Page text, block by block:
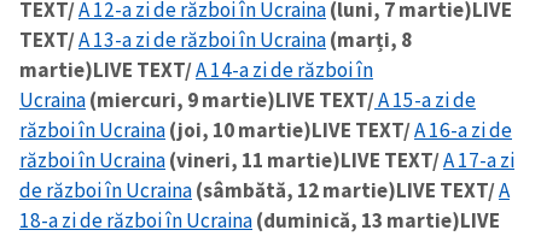
TEXT/A 12-a zi de război în Ucraina(luni, 7 martie)LIVE
TEXT/A 13-a zi de război în Ucraina(marți, 8
martie)LIVE TEXT/A 14-a zi de război în
Ucraina(miercuri, 9 martie)LIVE TEXT/A 15-a zi de
război în Ucraina(joi, 10 martie)LIVE TEXT/A 16-a zi de
război în Ucraina(vineri, 11 martie)LIVE TEXT/A 17-a zi
de război în Ucraina(sâmbătă, 12 martie)LIVE TEXT/A
18-a zi de război în Ucraina(duminică, 13 martie)LIVE